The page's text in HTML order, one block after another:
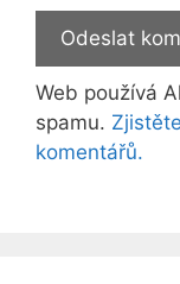
Web používá
spamu.
komentářů.